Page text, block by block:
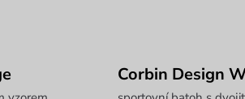
Corbin Design